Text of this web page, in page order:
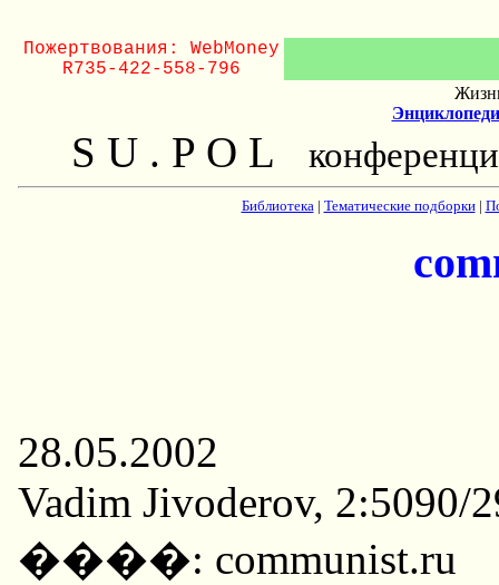
Пожертвования: WebMoney
R735-422-558-796
S U . P O L
Библиотека| Тематические подборки|
28.05.2002
Vadim Jivoderov, 2:5090/
����: communist.ru